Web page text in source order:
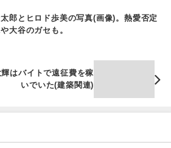
郎とヒロド歩美の写真(画像)。熱愛否定
大谷のガセも。
はバイトで遠征費を稼
いでいた(建築関連)